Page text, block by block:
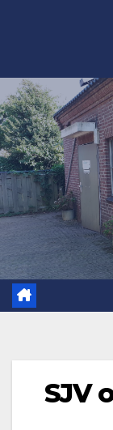
inhoud
SJV